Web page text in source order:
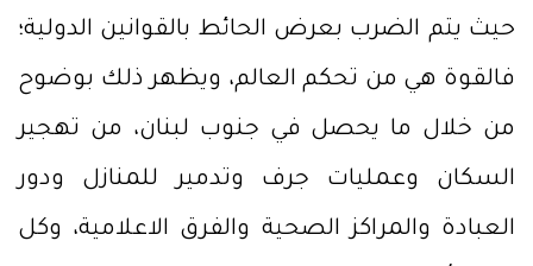
حيث يتم الضرب بعرض الحائط بالقوانين الدولية؛
فالقوة هي من تحكم العالم، ويظهر ذلك بوضوح
من خلال ما يحصل في جنوب لبنان، من تهجير
السكان وعمليات جرف وتدمير للمنازل ودور
العبادة والمراكز الصحية والفرق الاعلامية، وكل